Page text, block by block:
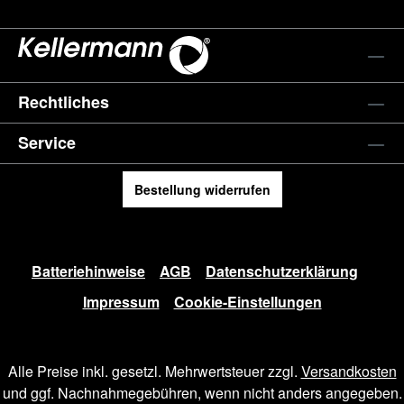
Rechtliches
Service
Bestellung widerrufen
Batteriehinweise AGB
Datenschutzerklärung
Impressum
Cookie-Einstellungen
Alle Preise inkl. gesetzl. Mehrwertsteuer zzgl. Versandkosten
und ggf. Nachnahmegebühren, wenn nicht anders angegeben.